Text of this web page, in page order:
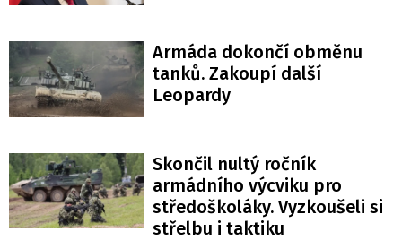
Armáda dokončí obměnu
tanků. Zakoupí další
Leopardy
Skončil nultý ročník
armádního výcviku pro
středoškoláky. Vyzkoušeli si
střelbu i taktiku